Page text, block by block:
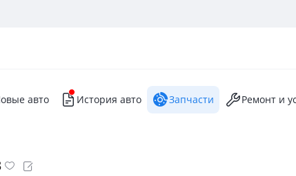
авто История авто Запчасти Ремонт и